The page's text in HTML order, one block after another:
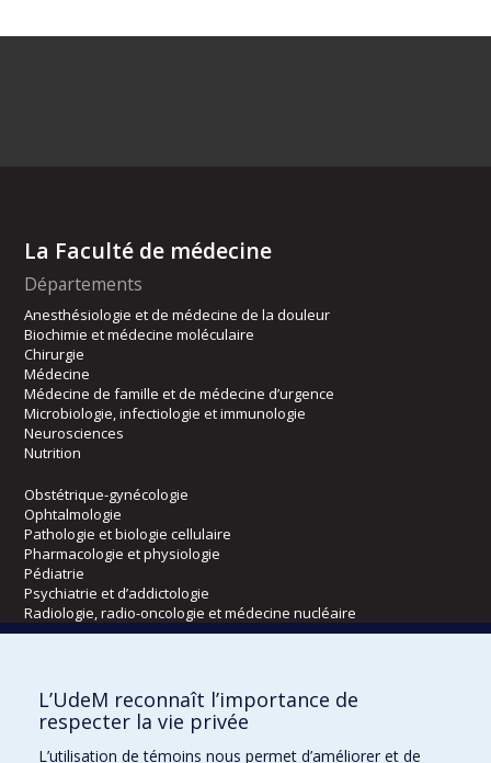
La Faculté de médecine
Départements
Anesthésiologie et de médecine de la douleur
Biochimie et médecine moléculaire
Chirurgie
Médecine
Médecine de famille et de médecine d’urgence
Microbiologie, infectiologie et immunologie
Neurosciences
Nutrition
Obstétrique-gynécologie
Ophtalmologie
Pathologie et biologie cellulaire
Pharmacologie et physiologie
Pédiatrie
Psychiatrie et d’addictologie
Radiologie, radio-oncologie et médecine nucléaire
Écoles
Kinésiologie et des sciences de l’activité physique
Orthophonie et audiologie
Réadaptation
L’UdeM reconnaît l’importance de
respecter la vie privée
L’utilisation de témoins nous permet d’améliorer et de